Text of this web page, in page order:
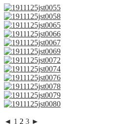
◄ 1 2 3 ►